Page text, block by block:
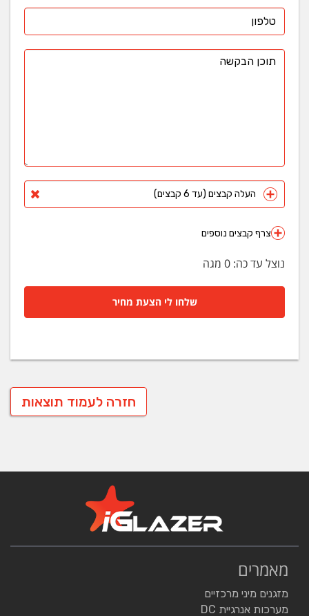
העלה קבצים (עד 6 קבצים)
צרף קבצים נוספים
נוצל עד כה: 0 מגה
שלחו לי הצעת מחיר
חזרה לעמוד תוצאות
מאמרים
מזגנים מיני מרכזיים
מערכות אנרגיית DC